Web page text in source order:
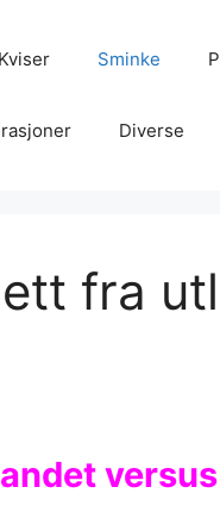
Kviser Sminke
Diverse
fra